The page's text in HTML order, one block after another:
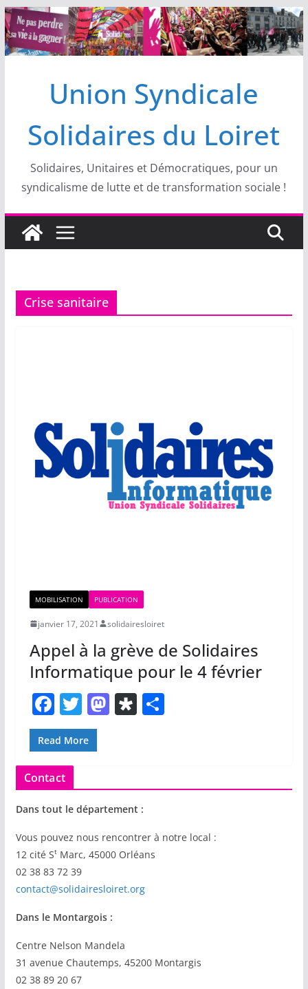
Passer
au
contenu
Union Syndicale
Solidaires du Loiret
Solidaires, Unitaires et Démocratiques, pour un
syndicalisme de lutte et de transformation sociale !
Crise sanitaire
MOBILISATION PUBLICATION
janvier 17, 2021 solidairesloiret
Appel à la grève de Solidaires
Informatique pour le 4 février
F
a
c
e
b
o
o
k
T
w
itt
M
d
o
n
Di
or
a
P
er
Read More
Contact
Dans tout le département :
Vous pouvez nous rencontrer à notre local :
12 cité StMarc, 45000 Orléans
02 38 83 72 39
contact@solidairesloiret.org
Dans le Montargois :
Centre Nelson Mandela
31 avenue Chautemps, 45200 Montargis
02 38 89 20 67